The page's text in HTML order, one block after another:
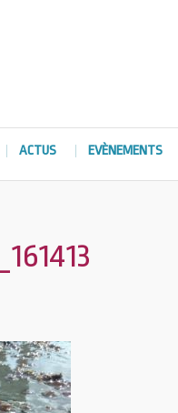
ACTUS EVÈNEMENTS